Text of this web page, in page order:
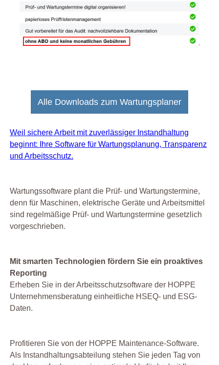
Alle Downloads zum Wartungsplaner
Weil sichere Arbeit mit zuverlässiger Instandhaltung
beginnt: Ihre Software für Wartungsplanung, Transparenz
und Arbeitsschutz.
Wartungssoftware plant die Prüf- und Wartungstermine,
denn für Maschinen, elektrische Geräte und Arbeitsmittel
sind regelmäßige Prüf- und Wartungstermine gesetzlich
vorgeschrieben.
Mit smarten Technologien fördern Sie ein proaktives
Reporting
Erheben Sie in der Arbeitsschutzsoftware der HOPPE
Unternehmensberatung einheitliche HSEQ- und ESG-
Daten.
Profitieren Sie von der HOPPE Maintenance-Software.
Als Instandhaltungsabteilung stehen Sie jeden Tag von